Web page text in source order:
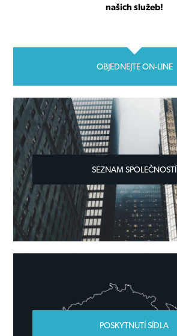
našich služeb!
OBJEDNEJTE ON-LINE
SEZNAM SPOLEČNOSTÍ
POSKYTNUTÍ SÍDLA